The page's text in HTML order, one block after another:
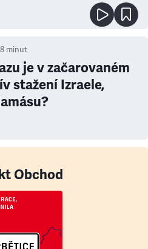
minut
je v začarovaném
stažení Izraele,
Obchod